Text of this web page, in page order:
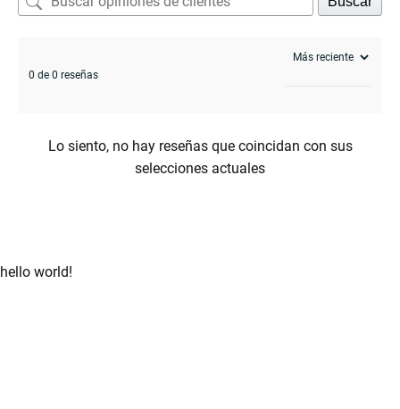
0 de 0 reseñas
Lo siento, no hay reseñas que coincidan con sus
selecciones actuales
hello world!